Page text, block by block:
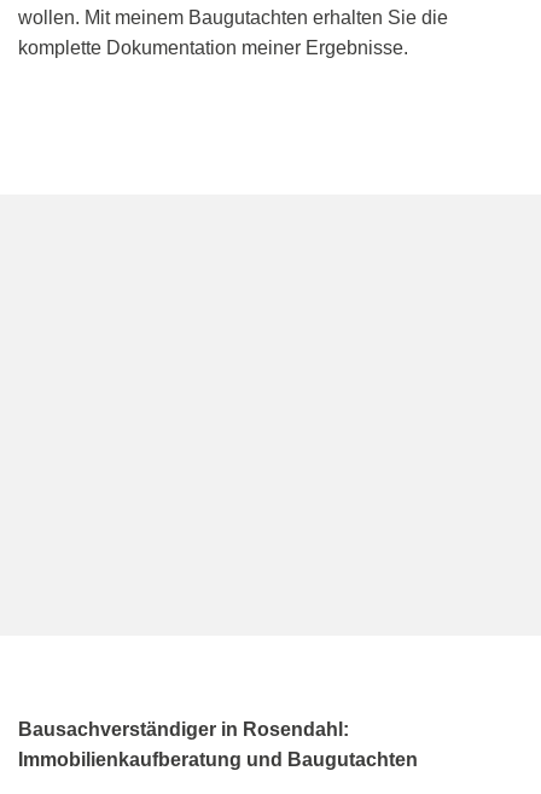
wollen. Mit meinem Baugutachten erhalten Sie die
komplette Dokumentation meiner Ergebnisse.
Bausachverständiger in Rosendahl:
Immobilienkaufberatung und Baugutachten